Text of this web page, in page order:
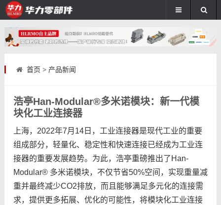
首页 > 产品新闻
浩亭Han-Modular®多米诺模块：新一代模
块化工业连接器
上海，2022年7月14日，工业连接器是现代工业的重要
组成部分，轻量化、稳定性和快速连接已经成为工业连
接器的重要发展趋势。为此，浩亭重磅推出了Han-
Modular® 多米诺模块，不仅节省50%空间，实现重量减
重并最终减少CO2排放，而且能够满足多元化的连接需
求，提供更多拓展、优化的可能性，将模块化工业连接